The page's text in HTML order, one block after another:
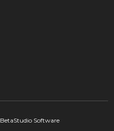
BetaStudio Software